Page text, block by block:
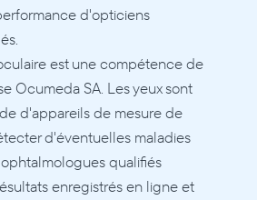
d'opticiens
est une compétence de
Ocumeda SA. Les yeux sont
d'appareils de mesure de
d'éventuelles maladies
qualifiés
enregistrés en ligne et